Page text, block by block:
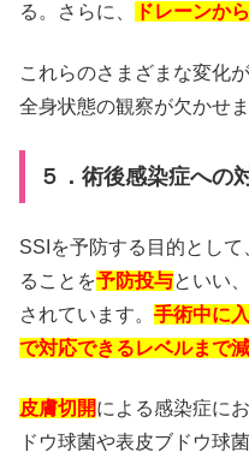
る。さらに、
ドレーンか
これらのさまざまな変化
全身状態の観察が欠かせま
５．術後感染症への
SSIを予防する目的とし
ることを予防投与といい
されています。 手術中に
で対応できるレベルまで
皮膚切開による感染症に
ドウ球菌や表皮ブドウ球